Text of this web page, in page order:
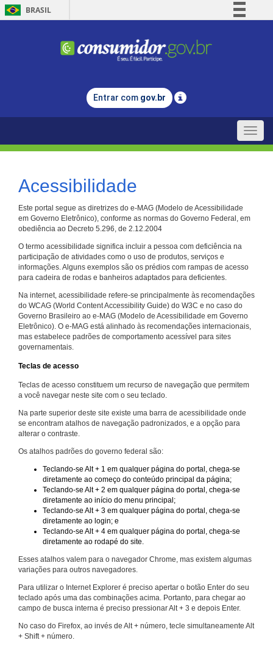
BRASIL
Comunica BR
Legislação
Entrar com gov.br
Toggle
Acessibilidade
Este portal segue as diretrizes do e-MAG (Modelo de Acessibilidade
em Governo Eletrônico), conforme as normas do Governo Federal, em
obediência ao Decreto 5.296, de 2.12.2004
O termo acessibilidade significa incluir a pessoa com deficiência na
participação de atividades como o uso de produtos, serviços e
informações. Alguns exemplos são os prédios com rampas de acesso
para cadeira de rodas e banheiros adaptados para deficientes.
Na internet, acessibilidade refere-se principalmente às recomendações
do WCAG (World Content Accessibility Guide) do W3C e no caso do
Governo Brasileiro ao e-MAG (Modelo de Acessibilidade em Governo
Eletrônico). O e-MAG está alinhado às recomendações internacionais,
mas estabelece padrões de comportamento acessível para sites
governamentais.
Teclas de acesso
Teclas de acesso constituem um recurso de navegação que permitem
a você navegar neste site com o seu teclado.
Na parte superior deste site existe uma barra de acessibilidade onde
se encontram atalhos de navegação padronizados, e a opção para
alterar o contraste.
Os atalhos padrões do governo federal são:
Teclando-se Alt + 1 em qualquer página do portal, chega-se
diretamente ao começo do conteúdo principal da página;
Teclando-se Alt + 2 em qualquer página do portal, chega-se
diretamente ao início do menu principal;
Teclando-se Alt + 3 em qualquer página do portal, chega-se
diretamente ao login; e
Teclando-se Alt + 4 em qualquer página do portal, chega-se
diretamente ao rodapé do site.
Esses atalhos valem para o navegador Chrome, mas existem algumas
variações para outros navegadores.
Para utilizar o Internet Explorer é preciso apertar o botão Enter do seu
teclado após uma das combinações acima. Portanto, para chegar ao
campo de busca interna é preciso pressionar Alt + 3 e depois Enter.
No caso do Firefox, ao invés de Alt + número, tecle simultaneamente Alt
+ Shift + número.